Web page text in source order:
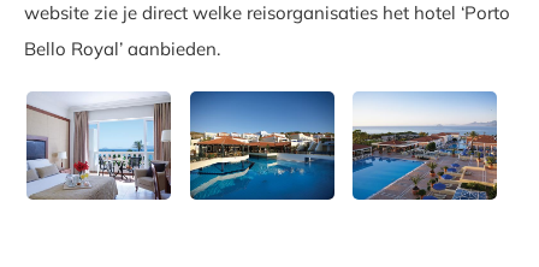
website zie je direct welke reisorganisaties het hotel ‘Porto
Bello Royal’ aanbieden.